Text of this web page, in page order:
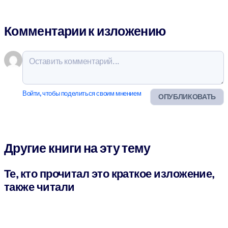
Комментарии к изложению
ОПУБЛИКОВАТЬ
Войти, чтобы поделиться своим мнением
Другие книги на эту тему
Те, кто прочитал это краткое изложение,
также читали